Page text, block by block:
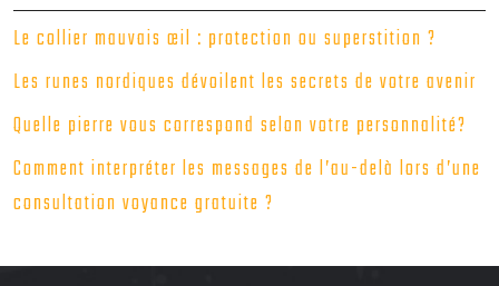
Le collier mauvais œil : protection ou superstition ?
Les runes nordiques dévoilent les secrets de votre avenir
Quelle pierre vous correspond selon votre personnalité?
Comment interpréter les messages de l’au-delà lors d’une
consultation voyance gratuite ?